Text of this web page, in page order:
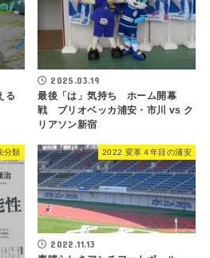
る
2025.03.19
最後「は」気持ち ホーム開幕
戦 ブリオベッカ浦安・市川 vs ク
リアソン新宿
分類 2022 変革４年目の浦安
2022.11.13